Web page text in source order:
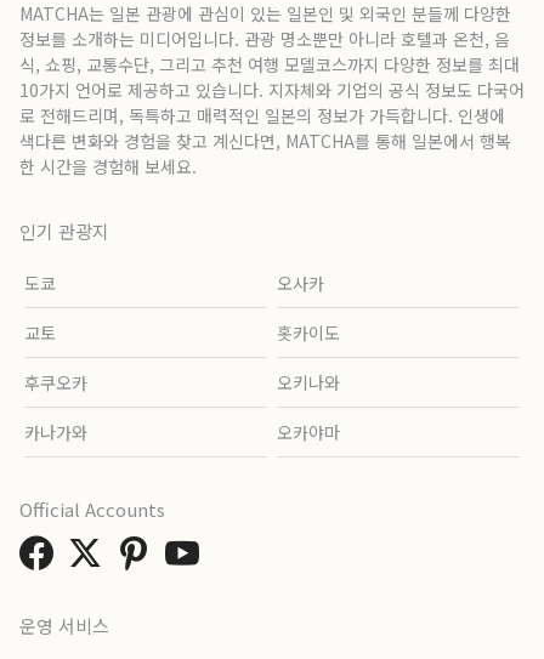
MATCHA는 일본 관광에 관심이 있는 일본인 및 외국인 분들께 다양한
정보를 소개하는 미디어입니다. 관광 명소뿐만 아니라 호텔과 온천, 음
식, 쇼핑, 교통수단, 그리고 추천 여행 모델코스까지 다양한 정보를 최대
10가지 언어로 제공하고 있습니다. 지자체와 기업의 공식 정보도 다국어
로 전해드리며, 독특하고 매력적인 일본의 정보가 가득합니다. 인생에
색다른 변화와 경험을 찾고 계신다면, MATCHA를 통해 일본에서 행복
한 시간을 경험해 보세요.
인기 관광지
도쿄 오사카
교토 홋카이도
후쿠오카 오키나와
카나가와 오카야마
운영 서비스
Official Accounts